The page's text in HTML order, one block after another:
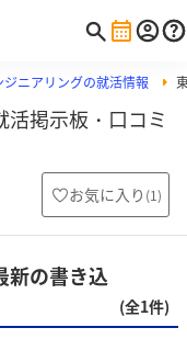
ニアリングの就活情報
掲示板・口コミ
お気に入り (1)
新の書き込
(全1件)